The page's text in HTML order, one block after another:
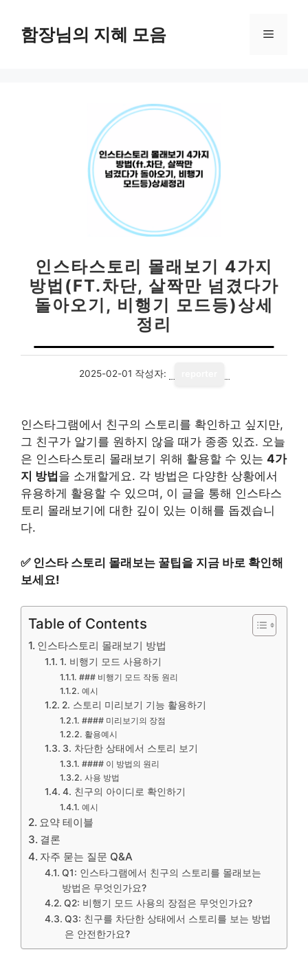
함장님의 지혜 모음 메
인스타스토리 몰래보기 4가지
방법(FT.차단, 살짝만 넘겼다가
돌아오기, 비행기 모드등)상세
정리
2025-02-01 작성자:
인스타그램에서 친구의 스토리를 확인하고 싶지만,
그 친구가 알기를 원하지 않을 때가 종종 있죠. 오늘
은 인스타스토리 몰래보기 위해 활용할 수 있는 4가
지 방법 을 소개할게요. 각 방법은 다양한 상황에서
유용하게 활용할 수 있으며, 이 글을 통해 인스타스
토리 몰래보기에 대한 깊이 있는 이해를 돕겠습니
다.
✅ 인스타 스토리 몰래보는 꿀팁을 지금 바로 확인해
보세요!
Table of Contents
인스타스토리 몰래보기 방법
1. 비행기 모드 사용하기
### 비행기 모드 작동 원리
예시
2. 스토리 미리보기 기능 활용하기
#### 미리보기의 장점
활용예시
3. 차단한 상태에서 스토리 보기
#### 이 방법의 원리
사용 방법
4. 친구의 아이디로 확인하기
예시
요약 테이블
결론
자주 묻는 질문 Q&A
Q1: 인스타그램에서 친구의 스토리를 몰래보는
방법은 무엇인가요?
Q2: 비행기 모드 사용의 장점은 무엇인가요?
Q3: 친구를 차단한 상태에서 스토리를 보는 방법
은 안전한가요?